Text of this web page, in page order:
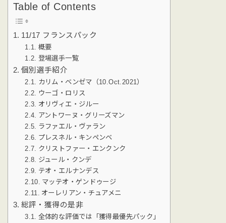
Table of Contents
11/17 フランスパック
概要
登場選手一覧
個別選手紹介
カリム・ベンゼマ（10.Oct.2021）
ウーゴ・ロリス
オリヴィエ・ジルー
アントワーヌ・グリーズマン
ラファエル・ヴァラン
プレスネル・キンペンベ
クリストファー・エンクンク
ジュール・クンデ
テオ・エルナンデス
マッテオ・ゲンドゥージ
オーレリアン・チュアメニ
総評・獲得の是非
全体的な評価では「獲得最優先パック」